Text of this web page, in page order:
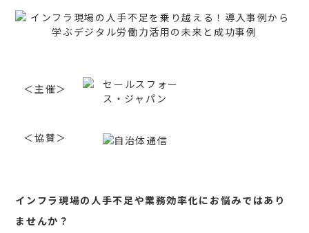
＜主催＞
＜協賛＞
インフラ現場の人手不足や業務効率化にお悩みではあり
ませんか？